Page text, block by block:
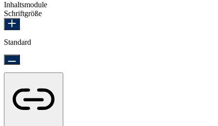
Inhaltsmodule
Schriftgröße
Standard